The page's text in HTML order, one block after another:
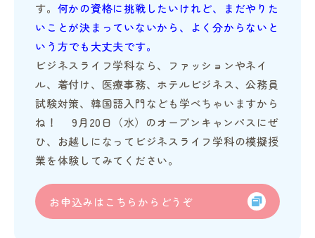
す。 何かの資格に挑戦したいけれど、
まだやりた
いことが決まっていないから、
よく分からないと
いう方でも大丈夫です。
ビジネスライフ学科なら、ファッションやネイ
ル、着付け、医療事務、ホテルビジネス、公務員
試験対策、韓国語入門なども学べちゃいますから
ね！ 9月20日（水）のオープンキャンパスにぜ
ひ、お越しになってビジネスライフ学科の模擬授
業を体験してみてください。
お申込みはこちらからどうぞ